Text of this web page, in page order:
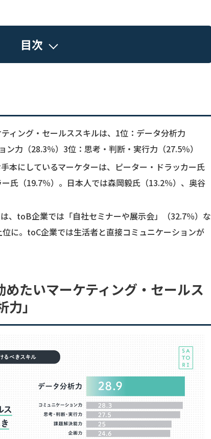
目次
ィング・セールススキルは、1位：データ分析力
ン力（28.3％）3位：思考・判断・実行力（27.5％）
本にしているマーケターは、ピーター・ドラッカー氏
ー氏（19.7％）。日本人では森岡毅氏（13.2％）、奥谷
、toB企業では「自社セミナーや展示会」（32.7％）な
に。toC企業では生活者と直接コミュニケーションが
たいマーケティング・セールス
」